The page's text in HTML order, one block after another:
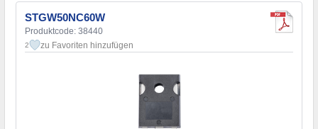
STGW50NC60W
Produktcode: 38440
2 zu Favoriten hinzufügen